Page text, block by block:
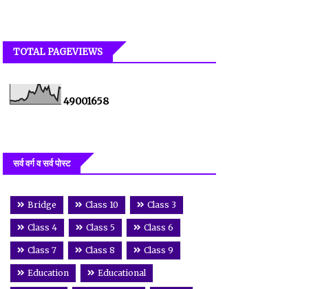
TOTAL PAGEVIEWS
49001658
सर्व वर्ग व सर्व पोस्ट
Bridge Class 10 Class 3
Class 4 Class 5 Class 6
Class 7 Class 8 Class 9
Education Educational